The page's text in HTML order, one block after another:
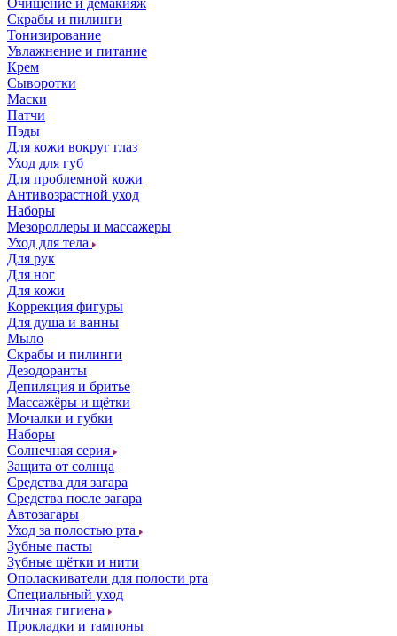
Очищение и демакияж
Скрабы и пилинги
Тонизирование
Увлажнение и питание
Крем
Сыворотки
Маски
Патчи
Пэды
Для кожи вокруг глаз
Уход для губ
Для проблемной кожи
Антивозрастной уход
Наборы
Мезороллеры и массажеры
Уход для тела
Для рук
Для ног
Для кожи
Коррекция фигуры
Для душа и ванны
Мыло
Скрабы и пилинги
Дезодоранты
Депиляция и бритье
Массажёры и щётки
Мочалки и губки
Наборы
Солнечная серия
Защита от солнца
Средства для загара
Средства после загара
Автозагары
Уход за полостью рта
Зубные пасты
Зубные щётки и нити
Ополаскиватели для полости рта
Специальный уход
Личная гигиена
Прокладки и тампоны